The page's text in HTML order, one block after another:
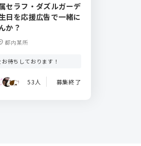
セラフ・ダズルガーデ
日を応援広告で一緒に
か？
都内某所
お待ちしております！
53人 募集終了